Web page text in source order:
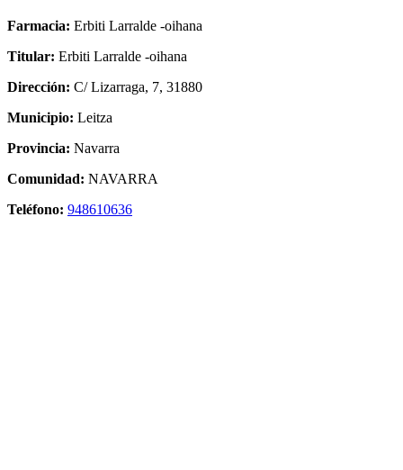
Farmacia: Erbiti Larralde -oihana
Titular: Erbiti Larralde -oihana
Dirección: C/ Lizarraga, 7, 31880
Municipio: Leitza
Provincia: Navarra
Comunidad: NAVARRA
Teléfono: 948610636